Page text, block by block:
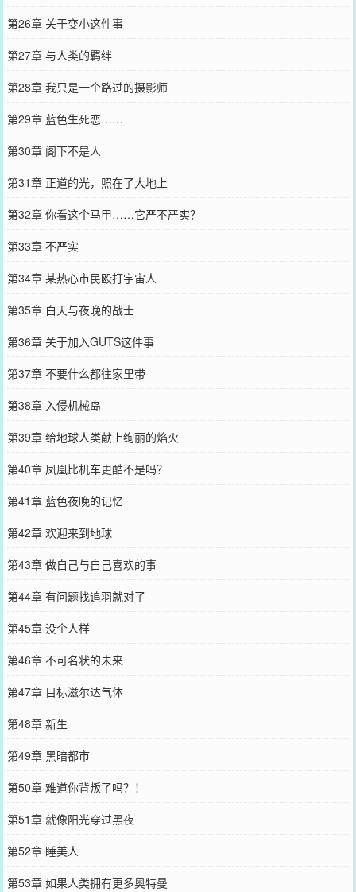
第26章 关于变小这件事
第27章 与人类的羁绊
第28章 我只是一个路过的摄影师
第29章 蓝色生死恋……
第30章 阁下不是人
第31章 正道的光，照在了大地上
第32章 你看这个马甲……它严不严实？
第33章 不严实
第34章 某热心市民殴打宇宙人
第35章 白天与夜晚的战士
第36章 关于加入GUTS这件事
第37章 不要什么都往家里带
第38章 入侵机械岛
第39章 给地球人类献上绚丽的焰火
第40章 凤凰比机车更酷不是吗？
第41章 蓝色夜晚的记忆
第42章 欢迎来到地球
第43章 做自己与自己喜欢的事
第44章 有问题找追羽就对了
第45章 没个人样
第46章 不可名状的未来
第47章 目标滋尔达气体
第48章 新生
第49章 黑暗都市
第50章 难道你背叛了吗？！
第51章 就像阳光穿过黑夜
第52章 睡美人
第53章 如果人类拥有更多奥特曼